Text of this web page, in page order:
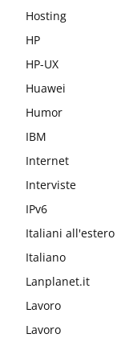
Hosting
HP
HP-UX
Huawei
Humor
IBM
Internet
Interviste
IPv6
Italiani all'estero
Italiano
Lanplanet.it
Lavoro
Lavoro